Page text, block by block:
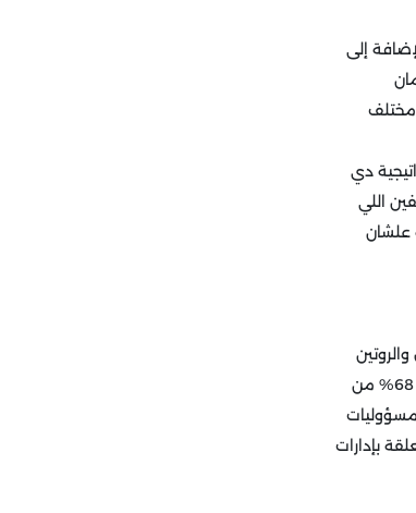
إلى
مختلف
دي
اللي
علشان
في العمل خاصة لما نعرف إن في دراسة عملتها مؤسسة جالوب على الموظفين في أمريكا أثبتت نتائجها إن 68% من
بإدارات